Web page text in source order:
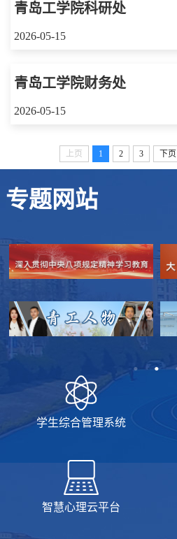
青岛工学院科研处
2026-05-15
青岛工学院财务处
2026-05-15
上页 1 2 3 下页
专题网站
学生综合管理系统
智慧心理云平台